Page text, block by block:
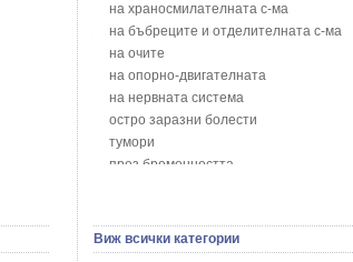
Бобови шушулки - Phaseolus Vulgaris L.
Божур - Paeonia Decora
Борови връхчета - Pinus sylvestris
Босилек - Ocimum Basillicum
Брей - Tamus Communis
Брош - Rubia tinctorum L.
Бръшлян - Hedera helix L.
Бял имел - Viscum album L.
Бял оман - Inula Helenium L.
на храносмилателната с-ма
на бъбреците и отделителната с-ма
на очите
на опорно-двигателната
на нервната система
остро заразни болести
тумори
през бременността
сексуални проблеми
на половите органи
Виж всички категории